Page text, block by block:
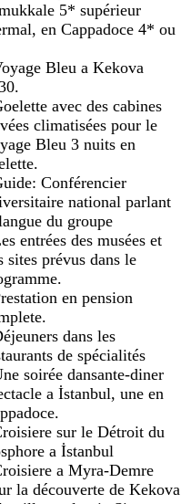
5* supérieur
en Cappadoce 4* ou
Bleu a Kekova
avec des cabines
climatisées pour le
Bleu 3 nuits en
Conférencier
national parlant
du groupe
entrées des musées et
sites prévus dans le
en pension
dans les
de spécialités
soirée dansante-diner
a İstanbul, une en
sur le Détroit du
a İstanbul
a Myra-Demre
la découverte de Kekova